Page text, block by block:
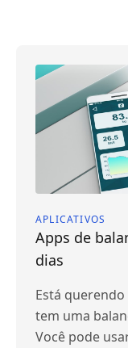
APLICATIVOS
Apps de
dias
Está
tem uma
Você pode